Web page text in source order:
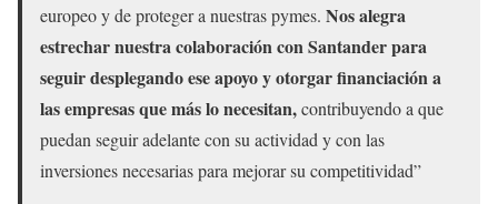
europeo y de proteger a nuestras pymes. Nos alegra
estrechar nuestra colaboración con Santander para
seguir desplegando ese apoyo y otorgar financiación a
las empresas que más lo necesitan,contribuyendo a que
puedan seguir adelante con su actividad y con las
inversiones necesarias para mejorar su competitividad”